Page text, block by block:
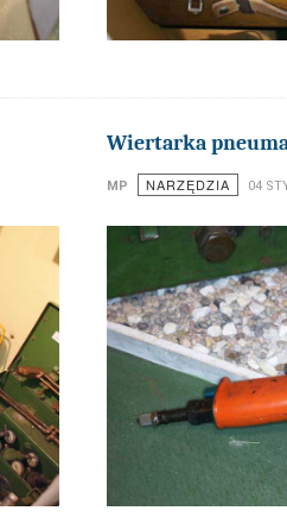
Wiertarka
MP NARZĘDZIA 04